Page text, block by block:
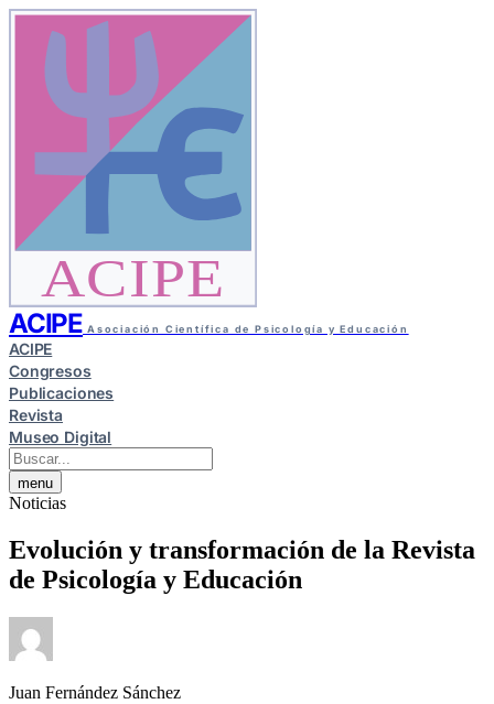
ACIPE
ACIPE Asociación Científica de Psicología y Educación
ACIPE
Congresos
Publicaciones
Revista
Museo Digital
menu
Noticias
Evolución y transformación de la Revista
de Psicología y Educación
Juan Fernández Sánchez